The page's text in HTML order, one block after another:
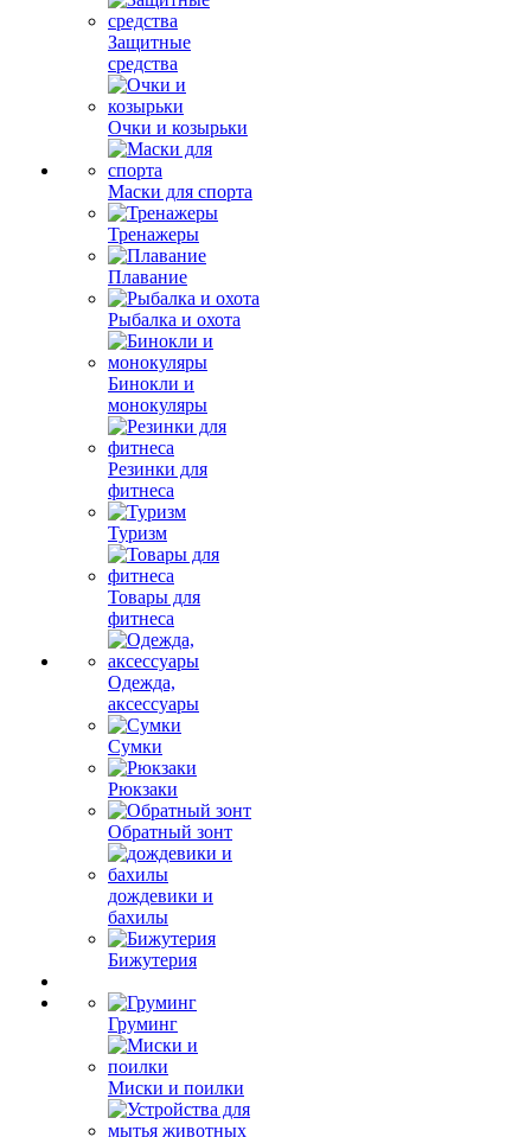
Защитные
средства
Очки и козырьки
Маски для спорта
Тренажеры
Плавание
Рыбалка и охота
Бинокли и
монокуляры
Резинки для
фитнеса
Туризм
Товары для
фитнеса
Одежда,
аксессуары
Сумки
Рюкзаки
Обратный зонт
дождевики и
бахилы
Бижутерия
Груминг
Миски и поилки